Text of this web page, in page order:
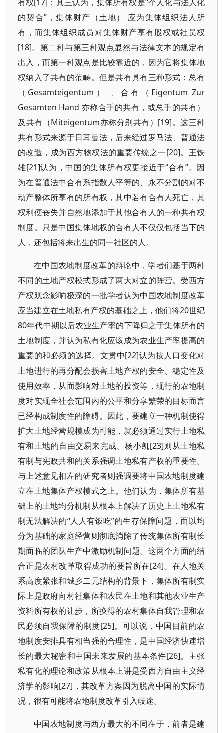
的契合”，集体财产（土地） 应为集体组织法人所
有，而集体组织成员对集体财产享有股权或社员权
[18]。第二种与第三种观点显然与法律文本的规定有
出入，而第一种观点是比较靠近的，因为它将集体地
权纳入了共有的范畴。但是共有具有三种形式：总有
（Gesamteigentum） 、合有（Eigentum Zur
Gesamten Hand 亦称合手的共有，或总手的共有）
及共有（Miteigentum亦称分别共有）[19]。这三种
共有形式来源于日耳曼法，后来经过罗马法、普通法
的改造，成为西方物权法的重要传统之一[20]。王铁
雄[21]认为，中国的集体所有权更接近于“合有”。因
为在普通法中合有系指数人平等的、永不分割的对不
动产整体所享有的所有权，其中若有合有人死亡，其
权利便丧失并自然地添加于其他合有人的一种共有权
制度。只是中国集体地权的合有人不仅仅包括当下的
人，还包括将来出生的同一社区的人。
在中国农地制度改革的辩论中，学者们基于两种
不同的土地产权模式形成了两大对立的阵营。受西方
产权观念影响极深的一批学者认为中国农地制度改革
应当建立在土地私有产权的基础之上，他们将20世纪
80年代中期以后农业生产率的下降归之于集体所有的
土地制度，并认为私有化应该成为农业生产率提高的
重要的和必须的选择。文贯中[22]认为按人口变化对
土地进行的再分配会损害土地产权的安全、稳定性及
使用效率，从而影响对土地的投资等，现行的农地制
度对实现全社会范围内的公平和分享繁荣的目标而言
已经构成制度性的障碍。因此，要建立一种机制使得
扩大土地经营规模成为可能，就必须通过实行土地私
有和土地的自由交易来完成。杨小凯[23]则从土地私
有制与宪政共和的关系强调土地私有产权的重要性。
与上述意见相左的研究者则强调要将中国农地制度建
立在土地集体产权模式之上。他们认为，集体所有基
础上的土地均分机制从根本上解决了历史上土地私有
制无法解决的“人人有饭吃”的生存保障问题，而以均
分为基础的家庭经营则彻底消除了传统集体所有制长
期面临的团队生产中激励机制问题。这两个方面的结
合正是农村改革取得成功的要旨所在[24]。在人地关
系高度紧张和城乡二元结构的背景下，集体所有制实
际上是政府向村社集体和农民在土地和其他农业生产
资料所有权的让步，所换得的农村集体自我管理和农
民必须自我保障的制度[25]。可以说，中国目前的农
地制度安排具有相当强的合理性，是中国经济快速增
长的最大秘密和中国未来发展的基本条件[26]。主张
私有化的理论和政策从根本上讲是受西方自由主义经
济学的影响[27]，其改革方案因为脱离中国的实际情
况，很有可能将农地制度改革引入歧途。
中国农地制度与西方最大的不同在于，前者是建